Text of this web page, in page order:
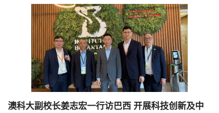
澳科大副校长姜志宏一行访巴西 开展科技创新及中